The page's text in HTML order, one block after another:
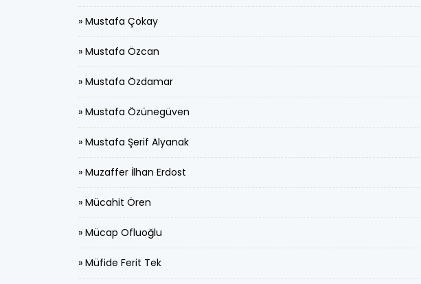
» Mustafa Çokay
» Mustafa Özcan
» Mustafa Özdamar
» Mustafa Özünegüven
» Mustafa Şerif Alyanak
» Muzaffer İlhan Erdost
» Mücahit Ören
» Mücap Ofluoğlu
» Müfide Ferit Tek